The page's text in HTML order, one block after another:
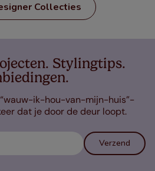
Collecties
Stylingtips.
ik-hou-van-mijn-huis”-
dat je door de deur loopt.
Verzend